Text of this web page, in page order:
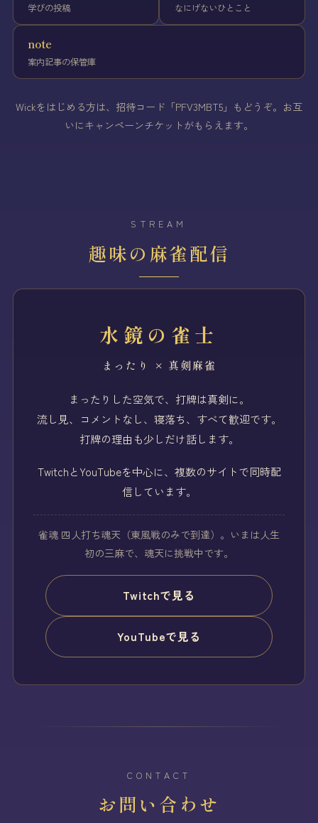
学びの投稿 なにげないひとこと
note
案内記事の保管庫
Wickをはじめる方は、招待コード「PFV3MBT5」もどうぞ。お互
いにキャンペーンチケットがもらえます。
STREAM
趣味の麻雀配信
水鏡の雀士
まったり × 真剣麻雀
まったりした空気で、打牌は真剣に。
流し見、コメントなし、寝落ち、すべて歓迎です。
打牌の理由も少しだけ話します。
TwitchとYouTubeを中心に、複数のサイトで同時配
信しています。
雀魂 四人打ち魂天（東風戦のみで到達）。いまは人生
初の三麻で、魂天に挑戦中です。
Twitchで見る
YouTubeで見る
CONTACT
お問い合わせ